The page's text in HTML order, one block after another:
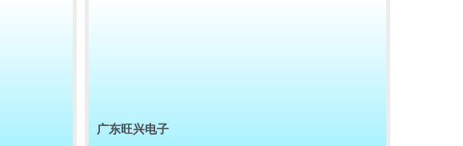
广东旺兴电子